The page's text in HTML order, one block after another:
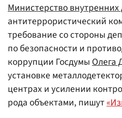
Министерство внутренних
антитеррористический
требование со стороны
по безопасности и
коррупции ГосдумыОлега
установке
центрах и усилении
рода объектами, пишут